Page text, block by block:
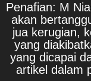
Penafian: M
akan
jua kerugian,
yang
yang dicapai
artikel dalam